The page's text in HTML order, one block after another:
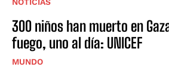
300 niños han muerto en
fuego, uno al día: UNICEF
MUNDO